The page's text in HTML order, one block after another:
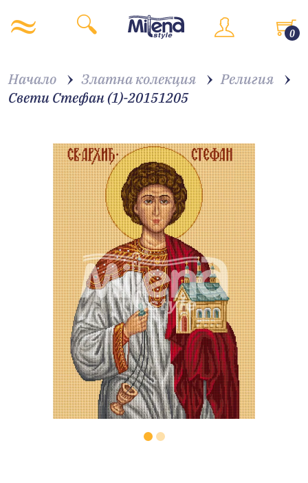
0
Начало Златна колекция
Религия
Свети Стефан (1)-20151205